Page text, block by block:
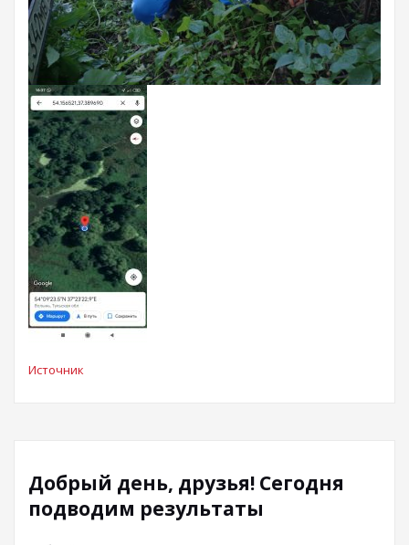
Источник
Добрый день, друзья! Сегодня
подводим результаты